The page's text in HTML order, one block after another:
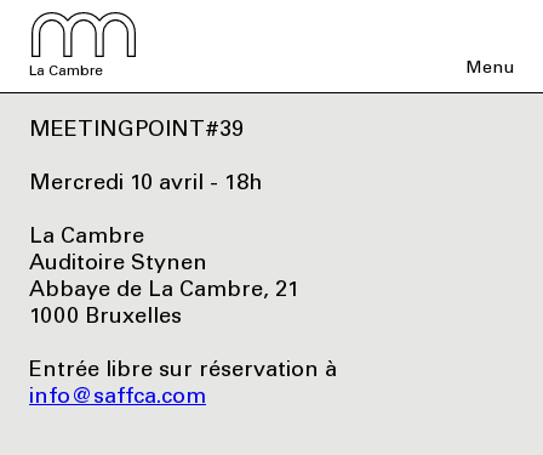
La Cambre Menu
MEETINGPOINT#39
Mercredi 10 avril - 18h
La Cambre
Auditoire Stynen
Abbaye de La Cambre, 21
1000 Bruxelles
Entrée libre sur réservation à
info@saffca.com